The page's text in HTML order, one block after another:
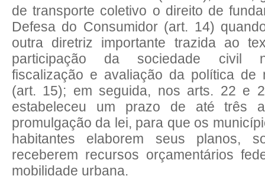
de transporte coletivo o direito de
Defesa do Consumidor (art. 14)
outra diretriz importante trazida ao
participação da sociedade civil
fiscalização e avaliação da política de
(art. 15); em seguida, nos arts. 22 e
estabeleceu um prazo de até três
promulgação da lei, para que os
habitantes elaborem seus planos,
receberem recursos orçamentários
mobilidade urbana.